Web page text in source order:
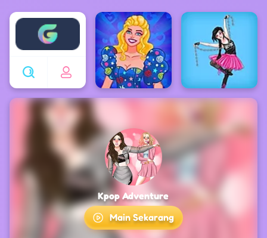
Enjoy4fun
Kpop Adventure
Main Sekarang